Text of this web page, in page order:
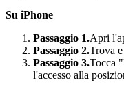
Su iPhone
Passaggio 1.Apri
Passaggio 2.Trova
Passaggio 3.Tocca
l'accesso alla